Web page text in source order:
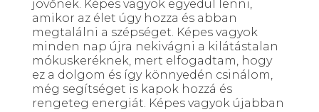
jövőnek. Képes vagyok egyedül lenni,
amikor az élet úgy hozza és abban
megtalálni a szépséget. Képes vagyok
minden nap újra nekivágni a kilátástalan
mókuskeréknek, mert elfogadtam, hogy
ez a dolgom és így könnyedén csinálom,
még segítséget is kapok hozzá és
rengeteg energiát. Képes vagyok újabban